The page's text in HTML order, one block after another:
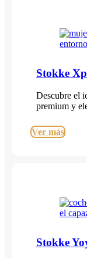
Stokke
Descubre el
premium y
Ver más
Stokke